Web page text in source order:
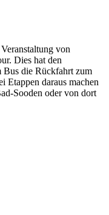
von
Dies hat den
Bus die Rückfahrt zum
Etappen daraus machen
Sooden oder von dort